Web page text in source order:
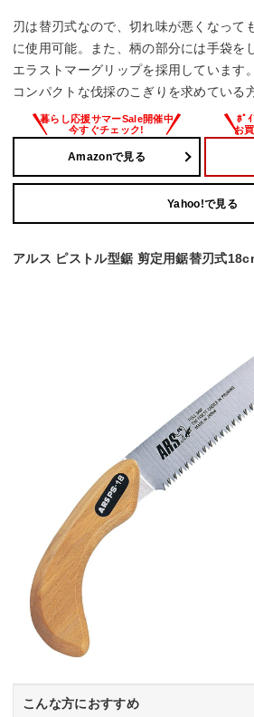
刃は替刃式なので、切れ味が悪くなって
に使用可能。また、柄の部分には手袋を
エラストマーグリップを採用しています
コンパクトな伐採のこぎりを求めている
Amazonで見る
Yahoo!で見る
アルス ピストル型鋸 剪定用鋸替刃式
こんな方におすすめ